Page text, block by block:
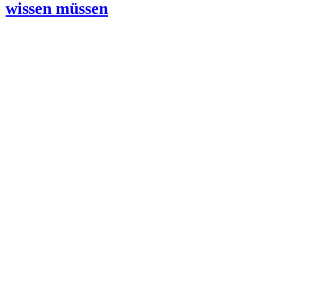
wissen müssen